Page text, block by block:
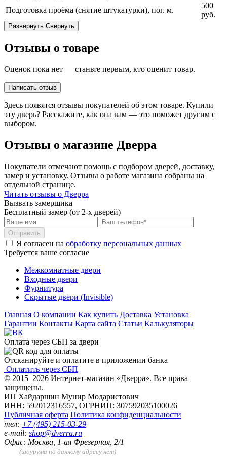
Подготовка проёма (снятие штукатурки), пог. м.
500
руб.
Развернуть Свернуть
Отзывы о товаре
Оценок пока нет — станьте первым, кто оценит товар.
Написать отзыв
Здесь появятся отзывы покупателей об этом товаре. Купили
эту дверь? Расскажите, как она вам — это поможет другим с
выбором.
Отзывы о магазине Дверра
Покупатели отмечают помощь с подбором дверей, доставку,
замер и установку. Отзывы о работе магазина собраны на
отдельной странице.
Читать отзывы о Дверра
Вызвать замерщика
Бесплатный замер (от 2-х дверей)
Отправить
Я согласен на обработку персональных данных
Требуется ваше согласие
Межкомнатные двери
Входные двери
Фурнитура
Скрытые двери (Invisible)
Главная О компании Как купить Доставка Установка
Гарантии Контакты Карта сайта Статьи Калькуляторы
Оплата через СБП за двери
Отсканируйте и оплатите в приложении банка
Оплатить через СБП
© 2015–2026 Интернет-магазин «Дверра». Все права
защищены.
ИП Хайдаршин Мунир Модаристович
ИНН: 592012316557, ОГРНИП: 307592035100026
Публичная оферта Политика конфиденциальности
тел: +7 (495) 215-03-29
e-mail: shop@dverra.ru
Офис: Москва, 1-ая Фрезерная, 2/1
(шоурума по данному адресу нет)